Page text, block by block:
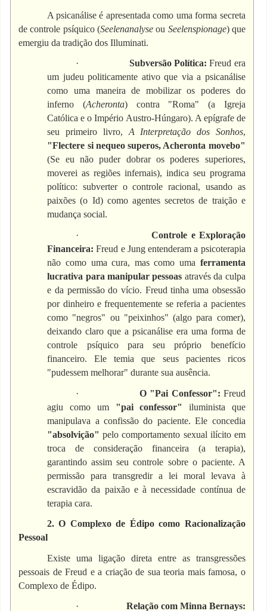
A psicanálise é apresentada como uma forma secreta
de controle psíquico (Seelenanalyse ou Seelenspionage) que
emergiu da tradição dos Illuminati.
· Subversão Política: Freud era
um judeu politicamente ativo que via a psicanálise
como uma maneira de mobilizar os poderes do
inferno (Acheronta) contra "Roma" (a Igreja
Católica e o Império Austro-Húngaro). A epígrafe de
seu primeiro livro, A Interpretação dos Sonhos,
"Flectere si nequeo superos, Acheronta movebo"
(Se eu não puder dobrar os poderes superiores,
moverei as regiões infernais), indica seu programa
político: subverter o controle racional, usando as
paixões (o Id) como agentes secretos de traição e
mudança social.
·
Controle e Exploração
Financeira: Freud e Jung entenderam a psicoterapia
não como uma cura, mas como uma ferramenta
lucrativa para manipular pessoas através da culpa
e da permissão do vício. Freud tinha uma obsessão
por dinheiro e frequentemente se referia a pacientes
como "negros" ou "peixinhos" (algo para comer),
deixando claro que a psicanálise era uma forma de
controle psíquico para seu próprio benefício
financeiro. Ele temia que seus pacientes ricos
"pudessem melhorar" durante sua ausência.
· O "Pai Confessor": Freud
agiu como um "pai confessor"
iluminista que
manipulava a confissão do paciente. Ele concedia
"absolvição" pelo comportamento sexual ilícito em
troca de consideração financeira (a terapia),
garantindo assim seu controle sobre o paciente. A
permissão para transgredir a lei moral levava à
escravidão da paixão e à necessidade contínua de
terapia cara.
2. O Complexo de Édipo como Racionalização
Pessoal
Existe uma ligação direta entre as transgressões
pessoais de Freud e a criação de sua teoria mais famosa, o
Complexo de Édipo.
· Relação com Minna Bernays: